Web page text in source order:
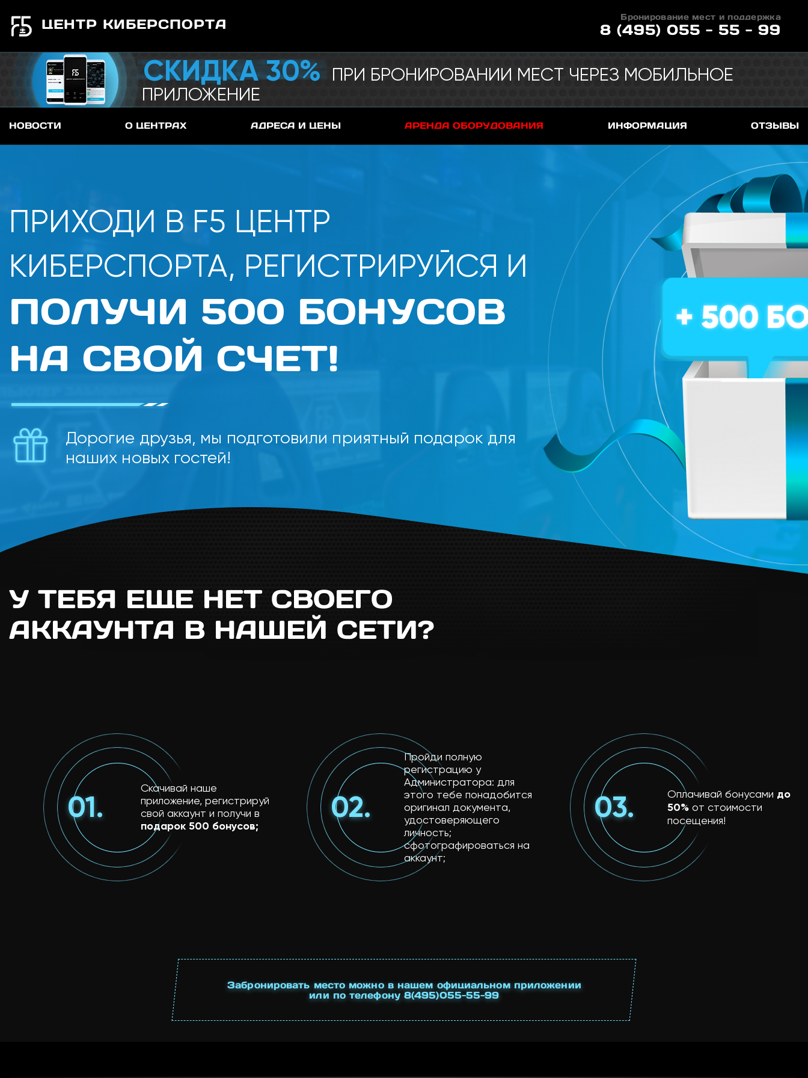
ЦЕНТР КИБЕРСПОРТА Бронирование мест и поддержка
8 (495) 055 - 55 - 99
СКИДКА 30% ПРИ БРОНИРОВАНИИ МЕСТ ЧЕРЕЗ МОБИЛЬНОЕ
ПРИЛОЖЕНИЕ
НОВОСТИ О ЦЕНТРАХ АДРЕСА И ЦЕНЫ АРЕНДА ОБОРУДОВАНИЯ ИНФОРМАЦИЯ ОТЗЫВЫ
ПРИХОДИ В F5 ЦЕНТР
КИБЕРСПОРТА, РЕГИСТРИРУЙСЯ И
ПОЛУЧИ 500 БОНУСОВ
НА СВОЙ СЧЕТ!
Дорогие друзья, мы подготовили приятный подарок для
наших новых гостей!
У ТЕБЯ ЕЩЕ НЕТ СВОЕГО
АККАУНТА В НАШЕЙ СЕТИ?
Скачивай наше
приложение, регистрируй
свой аккаунт и получи в
подарок 500 бонусов;
Пройди полную
регистрацию у
Администратора: для
этого тебе понадобится
оригинал документа,
удостоверяющего
личность;
сфотографироваться на
аккаунт;
Оплачивай бонусами до
50% от стоимости
посещения!
Забронировать место можно в нашем официальном приложении
или по телефону 8(495)055-55-99